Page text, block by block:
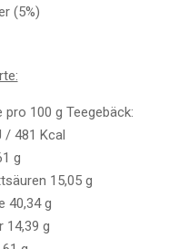
(5%)
100 g Teegebäck:
/ 481 Kcal
g
15,05 g
40,34 g
14,39 g